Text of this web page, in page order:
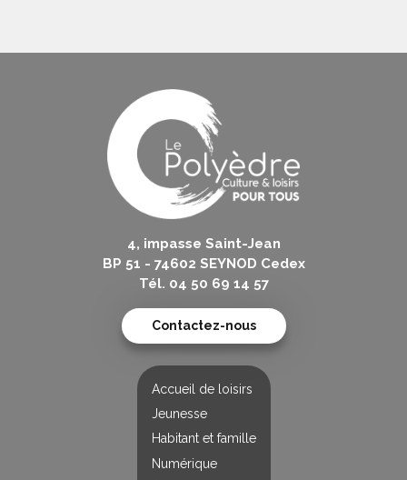
4, impasse Saint-Jean
BP 51 - 74602 SEYNOD Cedex
Tél. 04 50 69 14 57
Contactez-nous
Accueil de loisirs
Jeunesse
Habitant et famille
Numérique